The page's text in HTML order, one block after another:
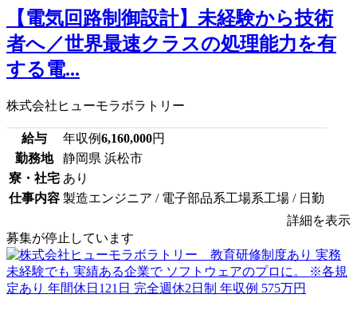
【電気回路制御設計】未経験から技術
者へ／世界最速クラスの処理能力を有
する電...
株式会社ヒューモラボラトリー
給与 年収例6,160,000円
勤務地
静岡県 浜松市
寮・社宅 あり
仕事内容 製造エンジニア / 電子部品系工場系工場 / 日勤
詳細を表示
募集が停止しています